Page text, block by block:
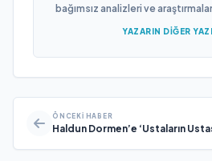
bağımsız analizleri ve
YAZARIN DIĞER
ÖNCEKI HABER
Haldun Dormen’e ‘Ustaların